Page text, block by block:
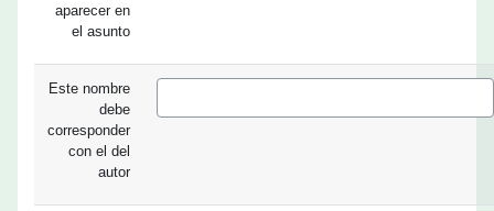
aparecer en
el asunto
Este nombre
debe
corresponder
con el del
autor